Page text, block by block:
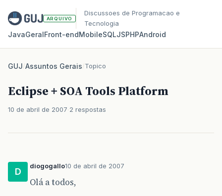
ARQUIVO
Discussoes de Programacao e
Tecnologia
JavaGeralFront‑endMobileSQLJSPHPAndroid
GUJ/Assuntos Gerais/Topico
Eclipse + SOA Tools Platform
10 de abril de 2007 2 respostas
D
diogogallo10 de abril de 2007
Olá a todos,